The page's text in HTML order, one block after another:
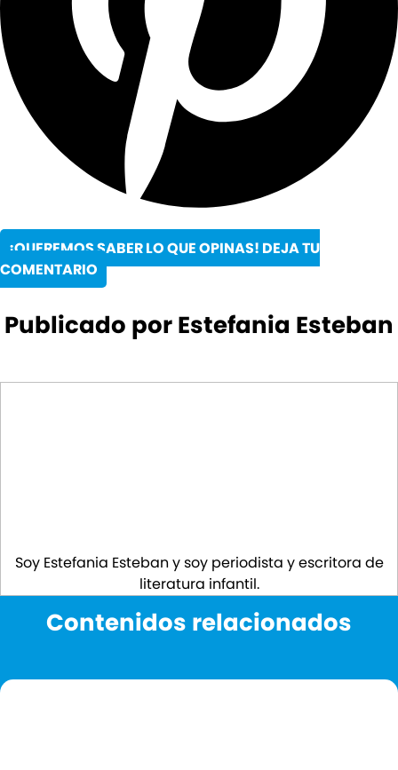
¡QUEREMOS SABER LO QUE OPINAS! DEJA TU
COMENTARIO
Publicado por Estefania Esteban
Soy Estefania Esteban y soy periodista y escritora de
literatura infantil.
Contenidos relacionados